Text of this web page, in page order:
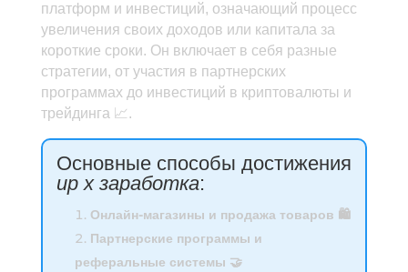
платформ и инвестиций, означающий процесс
увеличения своих доходов или капитала за
короткие сроки. Он включает в себя разные
стратегии, от участия в партнерских
программах до инвестиций в криптовалюты и
трейдинга 📈.
Основные способы достижения
up x заработка:
Онлайн-магазины и продажа товаров 🛍️
Партнерские программы и
реферальные системы 🤝